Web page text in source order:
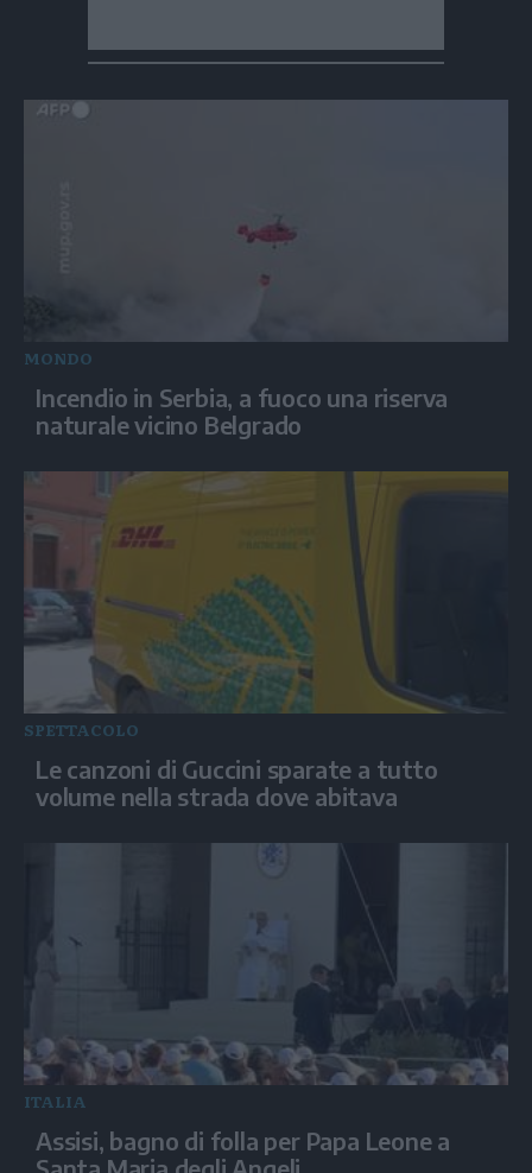
MONDO
Incendio in Serbia, a fuoco una riserva
naturale vicino Belgrado
SPETTACOLO
Le canzoni di Guccini sparate a tutto
volume nella strada dove abitava
ITALIA
Assisi, bagno di folla per Papa Leone a